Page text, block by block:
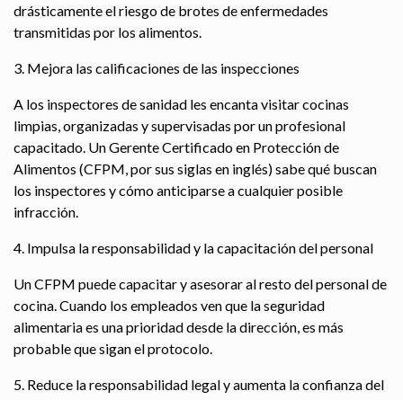
drásticamente el riesgo de brotes de enfermedades
transmitidas por los alimentos.
3. Mejora las calificaciones de las inspecciones
A los inspectores de sanidad les encanta visitar cocinas
limpias, organizadas y supervisadas por un profesional
capacitado. Un Gerente Certificado en Protección de
Alimentos (CFPM, por sus siglas en inglés) sabe qué buscan
los inspectores y cómo anticiparse a cualquier posible
infracción.
4. Impulsa la responsabilidad y la capacitación del personal
Un CFPM puede capacitar y asesorar al resto del personal de
cocina. Cuando los empleados ven que la seguridad
alimentaria es una prioridad desde la dirección, es más
probable que sigan el protocolo.
5. Reduce la responsabilidad legal y aumenta la confianza del